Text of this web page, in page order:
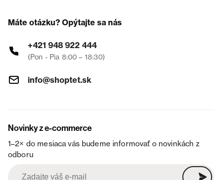
Máte otázku? Opýtajte sa nás
+421 948 922 444
(Pon - Pia 8:00 – 18:30)
info@shoptet.sk
Novinky z e-commerce
1–2× do mesiaca vás budeme informovať o novinkách z
odboru